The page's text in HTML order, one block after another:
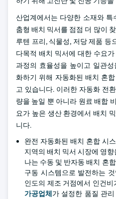
산업계에서는 다양한 소재와
춤형 배치 믹서를 점점 더 많이
루텐 프리, 식물성, 저당 제품 등
다목적 배치 믹서에 대한 수요
과정의 효율성을 높이고 일관
화하기 위해 자동화된 배치 혼
고 있습니다. 이러한 자동화 전
량을 높일 뿐 아니라 원료 배합
요가 높은 생산 환경에서 배치
니다.
완전 자동화된 배치 혼합 시
지역의 배치 믹서 시장에 영
나는 수동 및 반자동 배치 혼
구동 시스템으로 발전하는
인도의 제조 거점에서 인건비
가공업체가 설정한 품질 관